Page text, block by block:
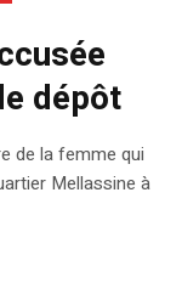
dépôt
de la femme qui
Mellassine à